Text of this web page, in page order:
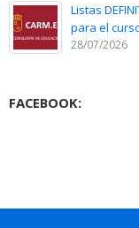
Listas
para el
28/07/2026
FACEBOOK: